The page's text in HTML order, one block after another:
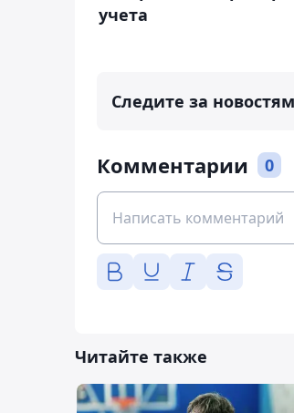
учета
Следите за
Комментарии 0
Читайте также